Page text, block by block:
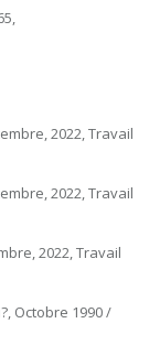
2022, Travail
2022, Travail
2022, Travail
Octobre 1990 /